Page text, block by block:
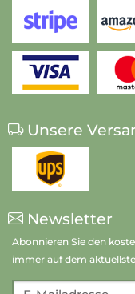
Unsere
Newsletter
Abonnieren Sie den
immer auf dem
E-Mailadresse